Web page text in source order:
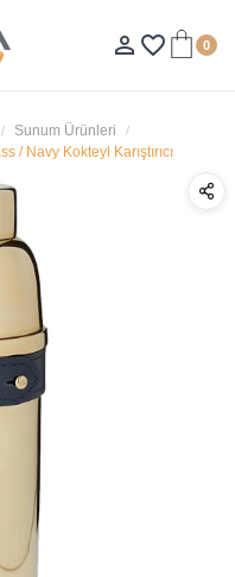
person_outline favorite_border 0
Sunum Ürünleri
/ Navy Kokteyl Karıştırıcı